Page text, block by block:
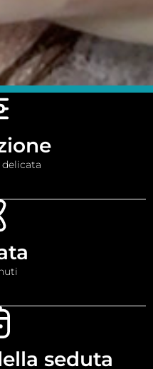
delicata
seduta